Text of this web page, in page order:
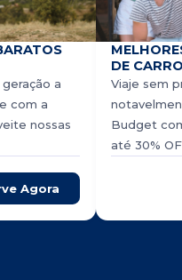
a
com a
nossas
Agora
DE
Viaje sem
Budget
até 30%